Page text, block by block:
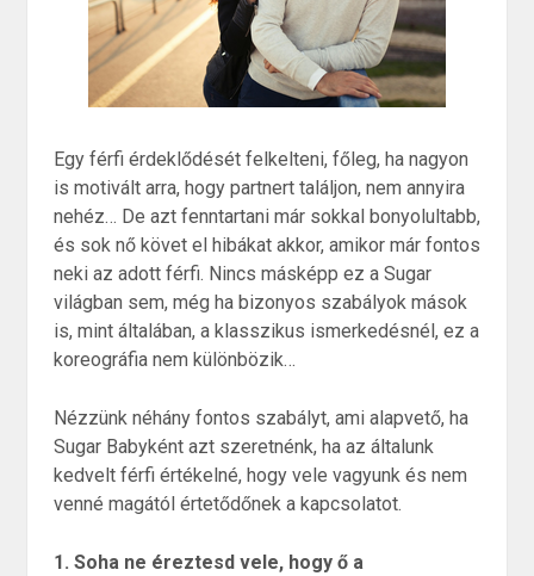
Egy férfi érdeklődését felkelteni, főleg, ha nagyon
is motivált arra, hogy partnert találjon, nem annyira
nehéz… De azt fenntartani már sokkal bonyolultabb,
és sok nő követ el hibákat akkor, amikor már fontos
neki az adott férfi. Nincs másképp ez a Sugar
világban sem, még ha bizonyos szabályok mások
is, mint általában, a klasszikus ismerkedésnél, ez a
koreográfia nem különbözik…
Nézzünk néhány fontos szabályt, ami alapvető, ha
Sugar Babyként azt szeretnénk, ha az általunk
kedvelt férfi értékelné, hogy vele vagyunk és nem
venné magától értetődőnek a kapcsolatot.
1. Soha ne éreztesd vele, hogy ő a